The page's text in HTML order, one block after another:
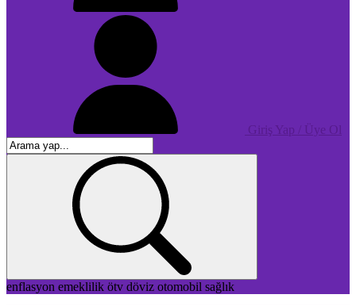
Giriş Yap / Üye Ol
enflasyon emeklilik ötv döviz otomobil sağlık